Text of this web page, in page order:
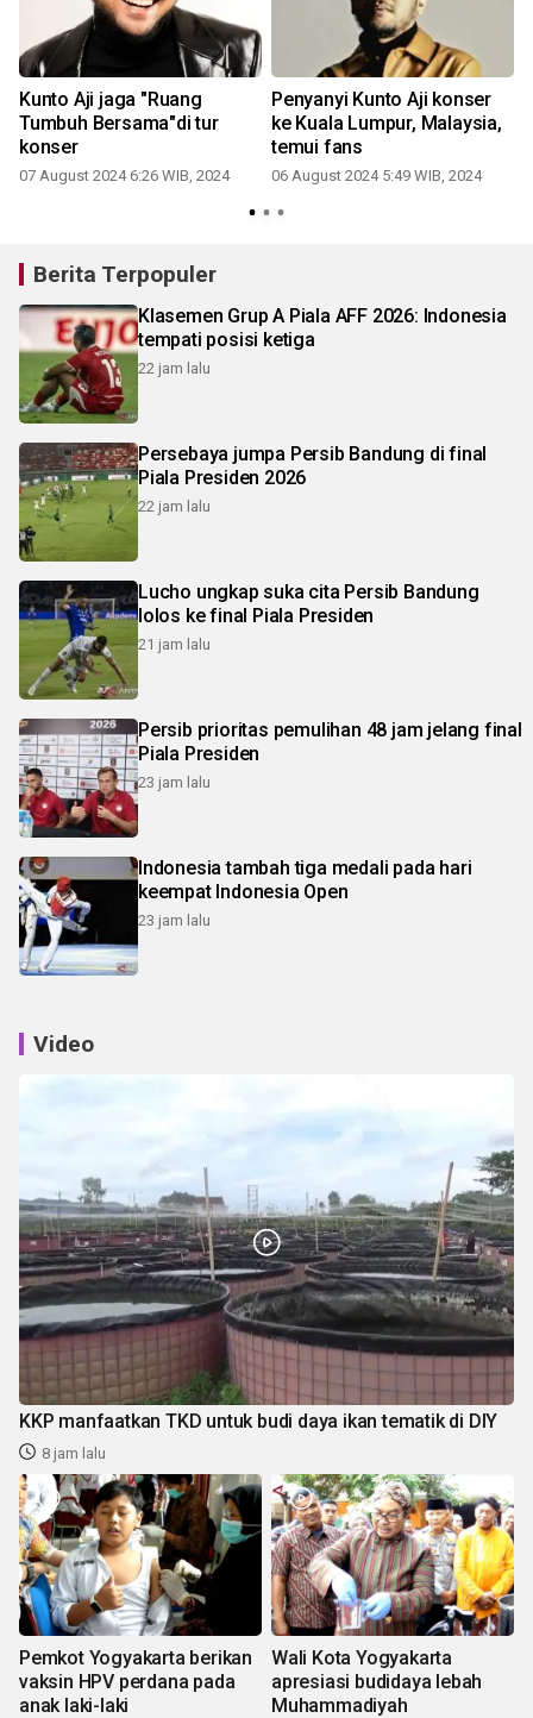
Kunto Aji jaga "Ruang
Tumbuh Bersama"di tur
konser
07 August 2024 6:26 WIB, 2024
Penyanyi Kunto Aji konser
ke Kuala Lumpur, Malaysia,
temui fans
06 August 2024 5:49 WIB, 2024
Berita Terpopuler
Klasemen Grup A Piala AFF 2026: Indonesia
tempati posisi ketiga
22 jam lalu
Persebaya jumpa Persib Bandung di final
Piala Presiden 2026
22 jam lalu
Lucho ungkap suka cita Persib Bandung
lolos ke final Piala Presiden
21 jam lalu
Persib prioritas pemulihan 48 jam jelang final
Piala Presiden
23 jam lalu
Indonesia tambah tiga medali pada hari
keempat Indonesia Open
23 jam lalu
Video
KKP manfaatkan TKD untuk budi daya ikan tematik di DIY
8 jam lalu
Pemkot Yogyakarta berikan
vaksin HPV perdana pada
anak laki-laki
Wali Kota Yogyakarta
apresiasi budidaya lebah
Muhammadiyah